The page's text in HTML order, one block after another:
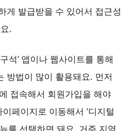
게 발급받을 수 있어서 접근성
.
석’ 앱이나 웹사이트를 통해
방법이 많이 활용돼요. 먼저
접속해서 회원가입을 해야
페이지로 이동해서 ‘디지털